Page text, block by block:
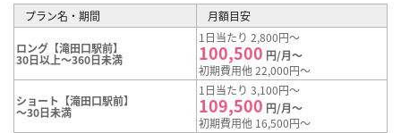
プラン名・期間 月額目安
ロング【滝田口駅前】
30日以上～360日未満
1日当たり 2,800円～
100,500 円/月～
初期費用他 22,000円～
ショート【滝田口駅前】
～30日未満
1日当たり 3,100円～
109,500 円/月～
初期費用他 16,500円～